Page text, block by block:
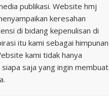
publikasi. Website hmj
keresahan
di bidang kepenulisan di
itu kami sebagai himpunan
kami tidak hanya
saja yang ingin membuat